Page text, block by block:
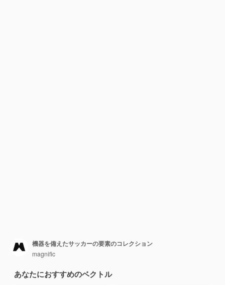
機器を備えたサッカーの要素のコレクション
magnific
あなたにおすすめのベクトル